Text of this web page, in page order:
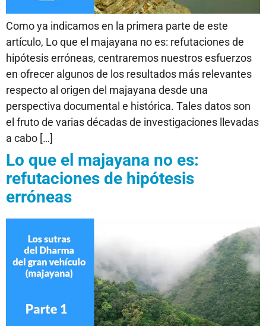
Como ya indicamos en la primera parte de este
artículo, Lo que el majayana no es: refutaciones de
hipótesis erróneas, centraremos nuestros esfuerzos
en ofrecer algunos de los resultados más relevantes
respecto al origen del majayana desde una
perspectiva documental e histórica. Tales datos son
el fruto de varias décadas de investigaciones llevadas
a cabo […]
Lo que el majayana no es:
refutaciones de hipótesis
erróneas